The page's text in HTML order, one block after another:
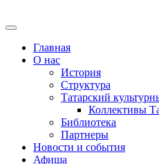
Главная
О нас
История
Структура
Татарский
Коллективы
Библиотека
Партнеры
Новости и события
Афиша